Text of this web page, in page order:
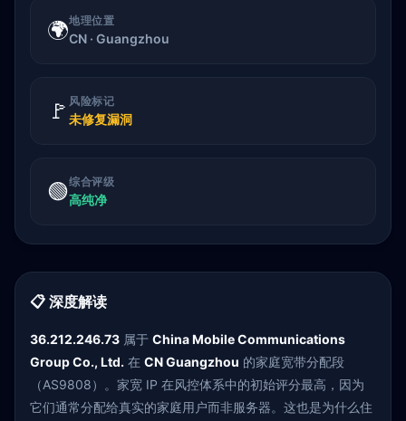
🌍地理位置
CN · Guangzhou
🚩 风险标记
未修复漏洞
🟢综合评级
高纯净
📋 深度解读
36.212.246.73 属于 China Mobile Communications
Group Co., Ltd. 在 CN Guangzhou 的家庭宽带分配段
（AS9808）。家宽 IP 在风控体系中的初始评分最高，因为
它们通常分配给真实的家庭用户而非服务器。这也是为什么住